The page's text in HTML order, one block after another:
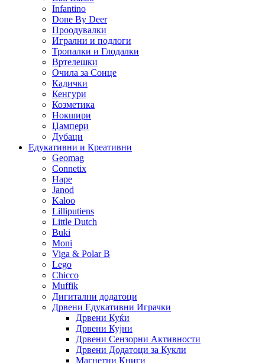
Infantino
Done By Deer
Проодувалки
Игрални и подлоги
Тропалки и Глодалки
Вртелешки
Очила за Сонце
Кадички
Кенгури
Козметика
Нокшири
Џампери
Дубаци
Едукативни и Креативни
Geomag
Connetix
Hape
Janod
Kaloo
Lilliputiens
Little Dutch
Buki
Moni
Viga & Polar B
Lego
Chicco
Muffik
Дигитални додатоци
Дрвени Едукативни Играчки
Дрвени Куќи
Дрвени Кујни
Дрвени Сензорни Активности
Дрвени Додатоци за Кукли
Магнетни Книги